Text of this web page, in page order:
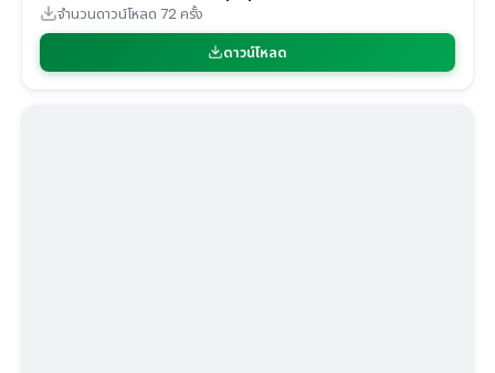
จำนวนดาวน์โหลด 72 ครั้ง
ดาวน์โหลด